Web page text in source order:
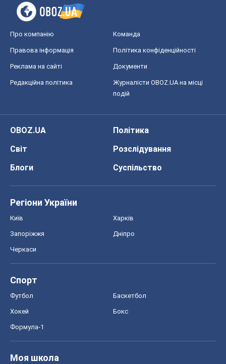
Про компанію Команда
Правова інформація Політика конфіденційності
Реклама на сайті Документи
Редакційна політика
Журналісти OBOZ.UA на місці
подій
OBOZ.UA
Політика
Світ
Розслідування
Блоги
Суспільство
Регіони України
Київ Харків
Запоріжжя Дніпро
Черкаси
Спорт
Футбол Баскетбол
Хокей Бокс
Формула-1
Моя школа